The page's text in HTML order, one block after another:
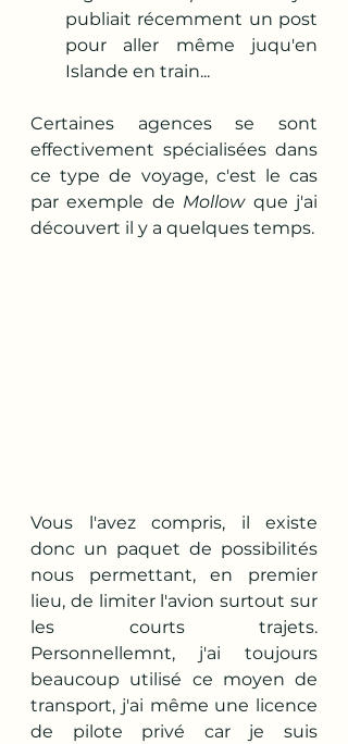
publiait récemment un post
pour aller même juqu'en
Islande en train...
Certaines agences se sont
effectivement spécialisées dans
ce type de voyage, c'est le cas
par exemple de Mollow que j'ai
Vous l'avez compris, il existe
donc un paquet de possibilités
nous permettant, en premier
lieu, de limiter l'avion surtout sur
les courts trajets.
Personnellemnt, j'ai toujours
beaucoup utilisé ce moyen de
transport, j'ai même une licence
de pilote privé car je suis